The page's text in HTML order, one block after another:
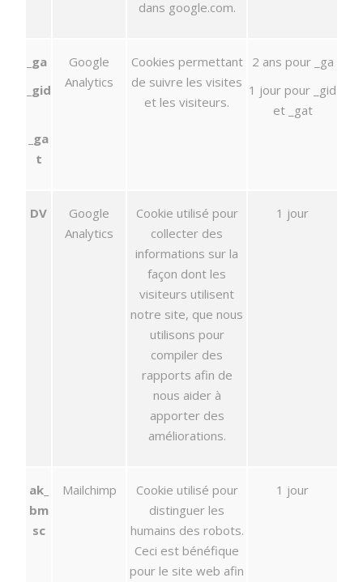
dans google.com.
_ga
_gid
_ga
t
Google
Analytics
Cookies permettant
de suivre les visites
et les visiteurs.
2 ans pour _ga
1 jour pour _gid
et _gat
DV
Google
Analytics
Cookie utilisé pour
collecter des
informations sur la
façon dont les
visiteurs utilisent
notre site, que nous
utilisons pour
compiler des
rapports afin de
nous aider à
apporter des
améliorations.
1 jour
ak_
bm
sc
Mailchimp
Cookie utilisé pour
distinguer les
humains des robots.
Ceci est bénéfique
pour le site web afin
1 jour